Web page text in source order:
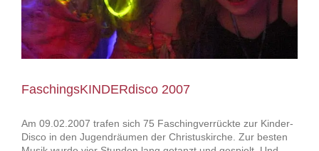
FaschingsKINDERdisco 2007
Am 09.02.2007 trafen sich 75 Faschingverrückte zur Kinder-
Disco in den Jugendräumen der Christuskirche. Zur besten